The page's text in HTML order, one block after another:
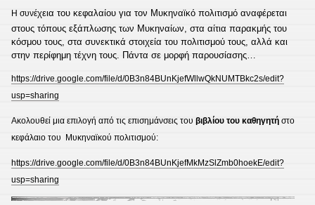
Η συνέχεια του κεφαλαίου για τον Μυκηναϊκό πολιτισμό αναφέρεται
στους τόπους εξάπλωσης των Μυκηναίων, στα αίτια παρακμής του
κόσμου τους, στα συνεκτικά στοιχεία του πολιτισμού τους, αλλά και
στην περίφημη τέχνη τους. Πάντα σε μορφή παρουσίασης…
https://drive.google.com/file/d/0B3n84BUnKjefWllwQkNUMTBkc2s/edit?
usp=sharing
Ακολουθεί μια επιλογή από τις επισημάνσεις του βιβλίου του καθηγητή στο
κεφάλαιο του Μυκηναϊκού πολιτισμού:
https://drive.google.com/file/d/0B3n84BUnKjefMkMzSlZmb0hoekE/edit?
usp=sharing